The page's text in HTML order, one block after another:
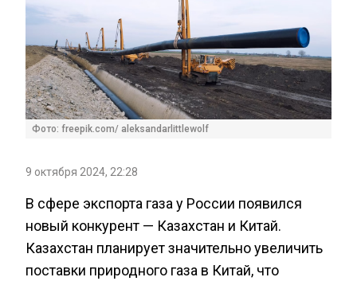
Фото: freepik.com/ aleksandarlittlewolf
9 октября 2024, 22:28
В сфере экспорта газа у России появился
новый конкурент — Казахстан и Китай.
Казахстан планирует значительно увеличить
поставки природного газа в Китай, что